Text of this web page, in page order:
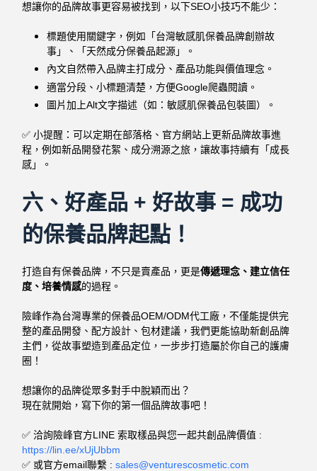
想讓你的品牌故事更容易被找到，以下SEO小技巧不能少：
標題使用關鍵字，例如「台灣敏感肌保養品牌創辦故
事」、「天然成分保養品起源」。
內文自然帶入品牌主打成分、產品功能與價值理念。
適當分段、小標題清楚，方便Google爬蟲閱讀。
圖片加上Alt文字描述（如：敏感肌保養品包裝圖）。
✅ 小提醒：可以定期在部落格、官方網站上更新品牌故事進
程，例如新品開發花絮、成分溯源之旅，讓故事持續有「成長
感」。
六、 好產品 + 好故事 = 成功
的保養品牌起點！
打造自有保養品牌，不只是賣產品，更是傳遞理念、建立信任
度、培養情感的過程。
險峰作為台灣專業的保養品OEM/ODM代工廠，不僅能提供完
整的產品開發、配方設計、包材建議，我們更能協助新創品牌
主們，從故事塑造到產品定位，一步步打造屬於你自己的護膚
圈！
想讓你的品牌從眾多對手中脫穎而出？
現在就開始，寫下你的第一個品牌故事吧！
✅ 洽詢險峰官方LINE 索取樣品與您一起共創品牌價值 :
https://lin.ee/xUjUbbm
✅ 或官方email聯繫 :sales@venturescosmetic.com